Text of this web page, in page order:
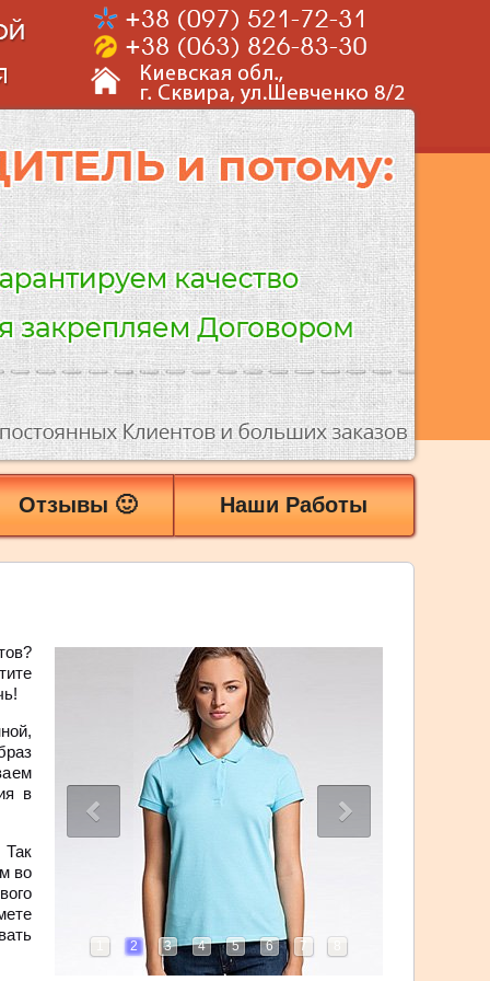
Отзывы 🙂 Наши Работы
2 3 4 5 6 7
в
во